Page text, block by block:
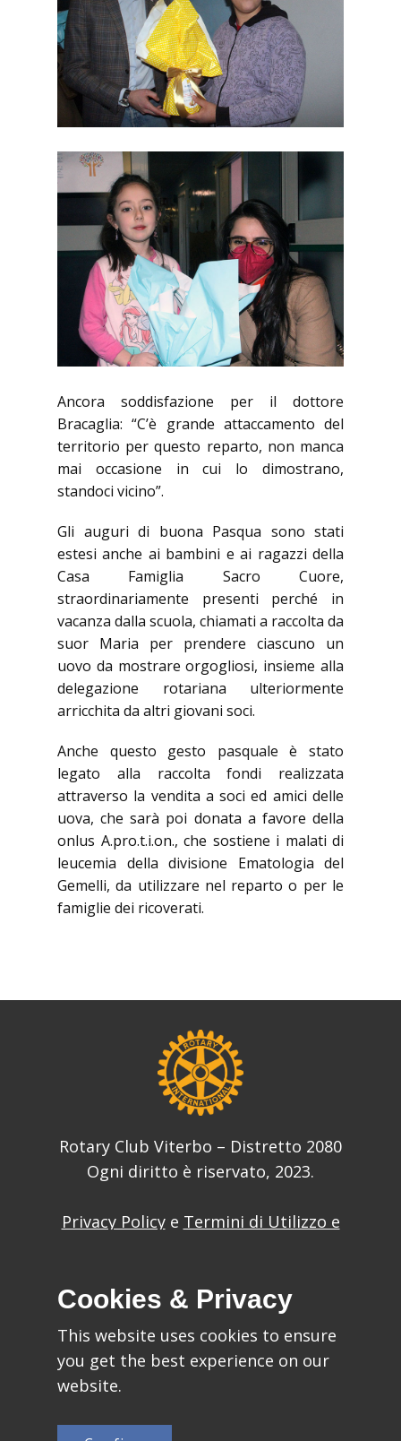
Ancora soddisfazione per il dottore
Bracaglia: “C’è grande attaccamento del
territorio per questo reparto, non manca
mai occasione in cui lo dimostrano,
standoci vicino”.
Gli auguri di buona Pasqua sono stati
estesi anche ai bambini e ai ragazzi della
Casa Famiglia Sacro Cuore,
straordinariamente presenti perché in
vacanza dalla scuola, chiamati a raccolta da
suor Maria per prendere ciascuno un
uovo da mostrare orgogliosi, insieme alla
delegazione rotariana ulteriormente
arricchita da altri giovani soci.
Anche questo gesto pasquale è stato
legato alla raccolta fondi realizzata
attraverso la vendita a soci ed amici delle
uova, che sarà poi donata a favore della
onlus A.pro.t.i.on., che sostiene i malati di
leucemia della divisione Ematologia del
Gemelli, da utilizzare nel reparto o per le
famiglie dei ricoverati.
Rotary Club Viterbo – Distretto 2080
Ogni diritto è riservato, 2023.
Privacy Policye Termini di Utilizzo e
Cookies & Privacy
This website uses cookies to ensure
you get the best experience on our
website.